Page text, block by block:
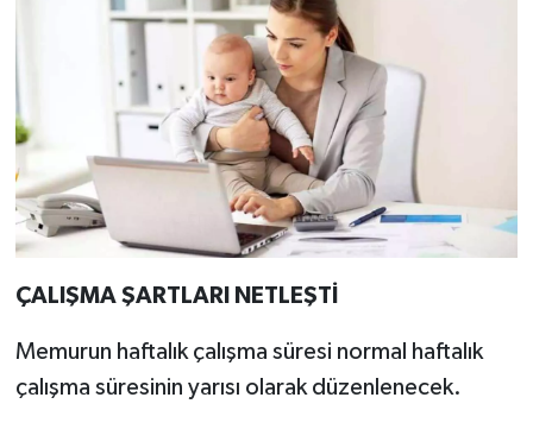
ÇALIŞMA ŞARTLARI NETLEŞTİ
Memurun haftalık çalışma süresi normal haftalık
çalışma süresinin yarısı olarak düzenlenecek.